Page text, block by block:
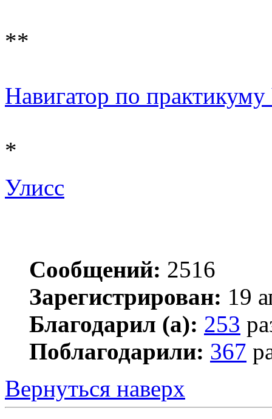
**
Навигатор по
*
Улисс
Сообщений: 2516
Зарегистрирован: 19
Благодарил (а): 253
Поблагодарили: 367
Вернуться наверх